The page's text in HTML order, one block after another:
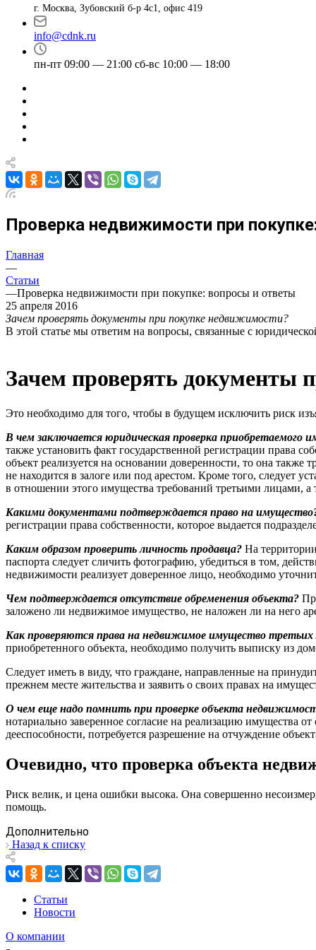
г. Москва, Зубовский б-р 4с1, офис 419
info@cdnk.ru
пн-пт 09:00 — 21:00 сб-вс 10:00 — 18:00
Проверка недвижимости при
Главная
—
Статьи
—Проверка недвижимости при покупке: вопросы и ответы
25 апреля 2016
Зачем проверять документы при покупке недвижимости?
В этой статье мы ответим на вопросы, связанные с
Зачем проверять документы
Это необходимо для того, чтобы в будущем исключить риск
В чем заключается юридическая проверка приобретаемого
также установить факт государственной регистрации права
объект реализуется на основании доверенности, то она также
не находится в залоге или под арестом. Кроме того, следует
в отношении этого имущества требований третьими лицами,
Какими документами подтверждается право на
регистрации права собственности, которое выдается
Каким образом проверить личность продавца? На
паспорта следует сличить фотографию, убедиться в том,
недвижимости реализует доверенное лицо, необходимо
Чем подтверждается отсутствие обременения объекта?
заложено ли недвижимое имущество, не наложен ли на него
Как проверяются права на недвижимое имущество третьих
приобретенного объекта, необходимо получить выписку из
Следует иметь в виду, что граждане, направленные на
прежнем месте жительства и заявить о своих правах на
О чем еще надо помнить при проверке объекта
нотариально заверенное согласие на реализацию имущества
дееспособности, потребуется разрешение на отчуждение
Очевидно, что проверка объекта
Риск велик, и цена ошибки высока. Она совершенно
помощь.
Дополнительно
Назад к списку
Статьи
Новости
О компании